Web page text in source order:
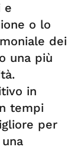
e
o lo
dei
una più
in
tempi
per